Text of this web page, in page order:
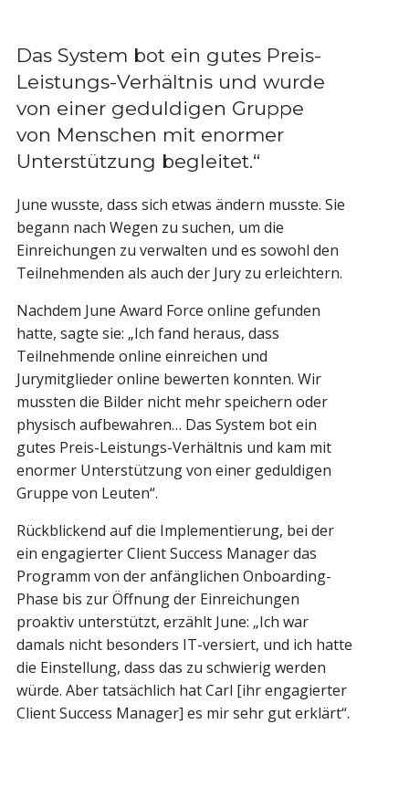
Das System bot ein gutes Preis-
Leistungs-Verhältnis und wurde
von einer geduldigen Gruppe
von Menschen mit enormer
Unterstützung begleitet.“
June wusste, dass sich etwas ändern musste. Sie
begann nach Wegen zu suchen, um die
Einreichungen zu verwalten und es sowohl den
Teilnehmenden als auch der Jury zu erleichtern.
Nachdem June Award Force online gefunden
hatte, sagte sie: „Ich fand heraus, dass
Teilnehmende online einreichen und
Jurymitglieder online bewerten konnten. Wir
mussten die Bilder nicht mehr speichern oder
physisch aufbewahren… Das System bot ein
gutes Preis-Leistungs-Verhältnis und kam mit
enormer Unterstützung von einer geduldigen
Gruppe von Leuten“.
Rückblickend auf die Implementierung, bei der
ein engagierter Client Success Manager das
Programm von der anfänglichen Onboarding-
Phase bis zur Öffnung der Einreichungen
proaktiv unterstützt, erzählt June: „Ich war
damals nicht besonders IT-versiert, und ich hatte
die Einstellung, dass das zu schwierig werden
würde. Aber tatsächlich hat Carl [ihr engagierter
Client Success Manager] es mir sehr gut erklärt“.